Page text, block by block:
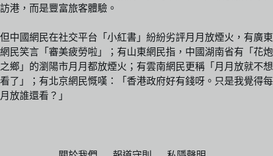
訪港，而是豐富旅客體驗。
但中國網民在社交平台「小紅書」紛紛劣評月月放煙火，有廣東
網民笑言「審美疲勞啦」；有山東網民指，中國湖南省有「花炮
之鄉」的瀏陽市月月都放煙火；有雲南網民更稱「月月放就不想
看了」；有北京網民慨嘆：「香港政府好有錢呀。只是我覺得每
月放誰還看？」